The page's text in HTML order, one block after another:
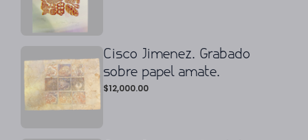
Cisco Jimenez. Grabado
sobre papel amate.
$12,000.00